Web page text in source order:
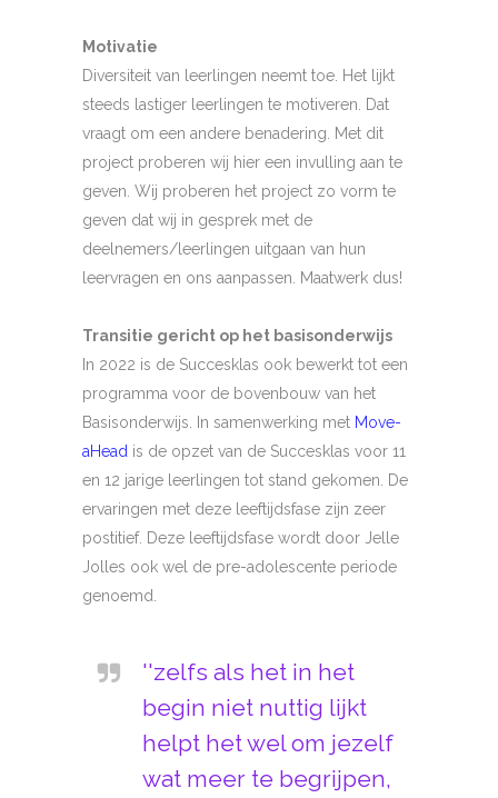
Motivatie
Diversiteit van leerlingen neemt toe. Het lijkt
steeds lastiger leerlingen te motiveren. Dat
vraagt om een andere benadering. Met dit
project proberen wij hier een invulling aan te
geven. Wij proberen het project zo vorm te
geven dat wij in gesprek met de
deelnemers/leerlingen uitgaan van hun
leervragen en ons aanpassen. Maatwerk dus!
Transitie gericht op het basisonderwijs
In 2022 is de Succesklas ook bewerkt tot een
programma voor de bovenbouw van het
Basisonderwijs. In samenwerking met Move-
aHead is de opzet van de Succesklas voor 11
en 12 jarige leerlingen tot stand gekomen. De
ervaringen met deze leeftijdsfase zijn zeer
postitief. Deze leeftijdsfase wordt door Jelle
Jolles ook wel de pre-adolescente periode
genoemd.
''zelfs als het in het
begin niet nuttig lijkt
helpt het wel om jezelf
wat meer te begrijpen,